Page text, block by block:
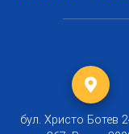
бул. Христо Ботев